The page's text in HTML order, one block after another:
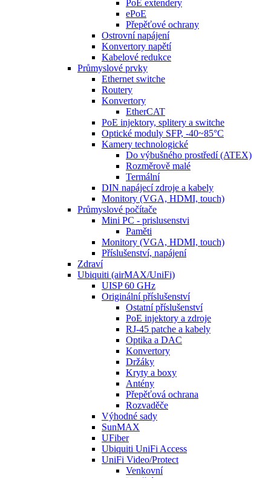
PoE extendery
ePoE
Přepěťové ochrany
Ostrovní napájení
Konvertory napětí
Kabelové redukce
Průmyslové prvky
Ethernet switche
Routery
Konvertory
EtherCAT
PoE injektory, splitery a switche
Optické moduly SFP, -40~85°C
Kamery technologické
Do výbušného prostředí (ATEX)
Rozměrově malé
Termální
DIN napájecí zdroje a kabely
Monitory (VGA, HDMI, touch)
Průmyslové počítače
Mini PC - prislusenstvi
Paměti
Monitory (VGA, HDMI, touch)
Příslušenství, napájení
Zdraví
Ubiquiti (airMAX/UniFi)
UISP 60 GHz
Originální příslušenství
Ostatní příslušenství
PoE injektory a zdroje
RJ-45 patche a kabely
Optika a DAC
Konvertory
Držáky
Kryty a boxy
Antény
Přepěťová ochrana
Rozvaděče
Výhodné sady
SunMAX
UFiber
Ubiquiti UniFi Access
UniFi Video/Protect
Venkovní